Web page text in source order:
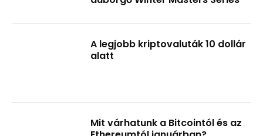
A legjobb kriptovaluták 10 dollár
alatt
Mit várhatunk a Bitcointól és az